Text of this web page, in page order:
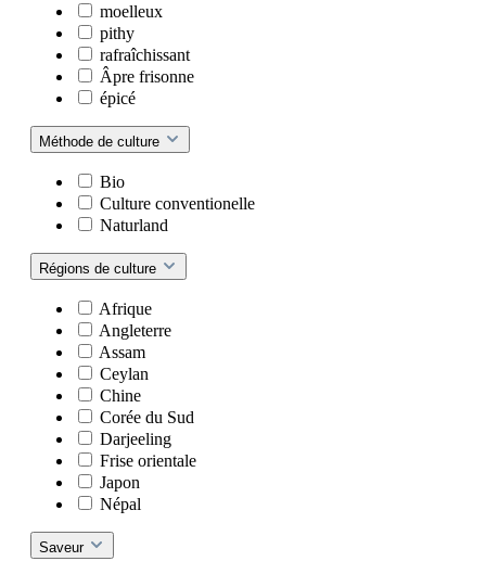
moelleux
pithy
rafraîchissant
Âpre frisonne
épicé
Méthode de culture
Bio
Culture conventionelle
Naturland
Régions de culture
Afrique
Angleterre
Assam
Ceylan
Chine
Corée du Sud
Darjeeling
Frise orientale
Japon
Népal
Saveur